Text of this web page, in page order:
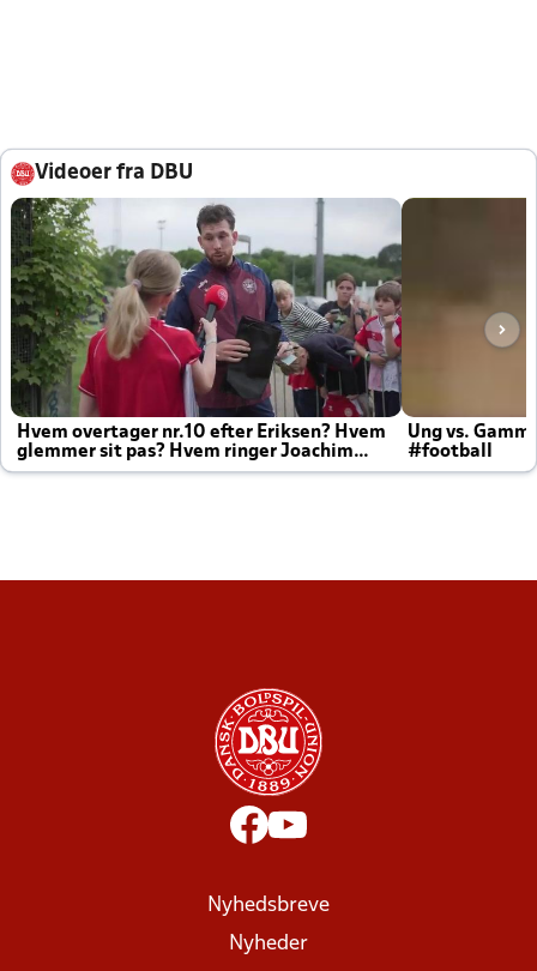
Videoer fra DBU
Hvem overtager nr.10 efter Eriksen? Hvem
glemmer sit pas? Hvem ringer Joachim
altid til efter kampe?
Ung vs.
#football
Nyhedsbreve
Nyheder